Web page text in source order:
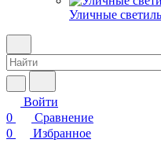
Уличные
Войти
0
Сравнение
0
Избранное